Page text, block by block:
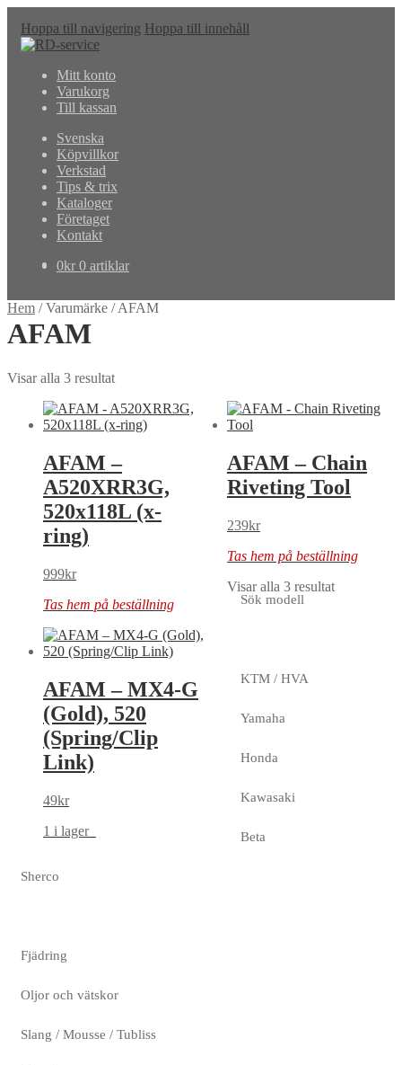
Hoppa till navigering Hoppa till innehåll
Mitt konto
Varukorg
Till kassan
Svenska
Köpvillkor
Verkstad
Tips & trix
Kataloger
Företaget
Kontakt
0kr 0 artiklar
Hem /Varumärke /AFAM
AFAM
Visar alla 3 resultat
AFAM –
A520XRR3G,
520x118L (x-
ring)
999kr
Tas hem på beställning
AFAM – Chain
Riveting Tool
239kr
Tas hem på beställning
AFAM – MX4-G
(Gold), 520
(Spring/Clip
Link)
49kr
1 i lager
Visar alla 3 resultat
Sök modell
KTM / HVA
Yamaha
Honda
Kawasaki
Beta
Sherco
Fjädring
Oljor och vätskor
Slang / Mousse / Tubliss